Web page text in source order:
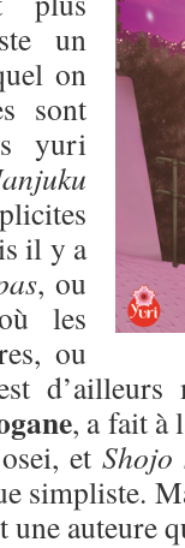
un
on
sont
yuri
il y a
, ou
les
ou
d’ailleurs
, a fait à
et Shojo
simpliste.
une auteure